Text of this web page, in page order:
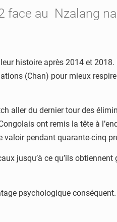
face au Nzalang
histoire après 2014 et
(Chan) pour mieux
aller du dernier tour des
ont remis la tête à
pendant quarante-cinq
jusqu’à ce qu’ils
psychologique